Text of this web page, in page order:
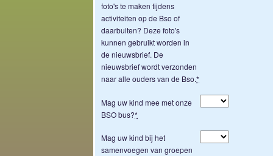
foto's te maken tijdens
activiteiten op de Bso of
daarbuiten? Deze foto's
kunnen gebruikt worden in
de nieuwsbrief. De
nieuwsbrief wordt verzonden
naar alle ouders van de Bso.*
Mag uw kind mee met onze
BSO bus?*
Mag uw kind bij het
samenvoegen van groepen